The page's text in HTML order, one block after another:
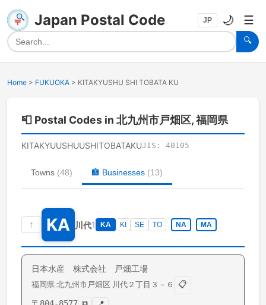
Japan Postal Code
🔍
JP 🌙 ☰
Home > FUKUOKA > KITAKYUSHU SHI TOBATA KU
📮 Postal Codes in 北九州市戸畑区, 福岡県
KITAKYUUSHUUSHITOBATAKUJIS: 40105
Towns (48) 🏣 Businesses (13)
↑ KA 川代1 KA KI SE TO NA MA
日本水産 株式会社 戸畑工場
福岡県 北九州市戸畑区 川代 ２丁目３－６
📋